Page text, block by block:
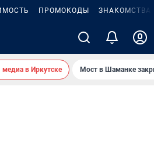
ПРОМОКОДЫ ЗНАКОМСТВА
медиа в Иркутске Мост в Шаманке